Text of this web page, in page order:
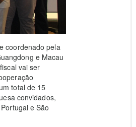
coordenado pela
e Macau
vai ser
total de 15
convidados,
e São